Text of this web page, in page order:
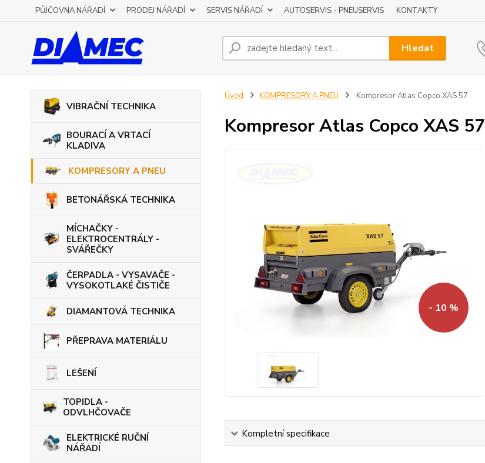
PŮJČOVNA NÁŘADÍ PRODEJ NÁŘADÍ SERVIS NÁŘADÍ AUTOSERVIS - PNEUSERVIS KONTAKTY
Hledat
VIBRAČNÍ TECHNIKA
BOURACÍ A VRTACÍ
KLADIVA
KOMPRESORY A PNEU
BETONÁŘSKÁ TECHNIKA
MÍCHAČKY -
ELEKTROCENTRÁLY -
SVÁŘEČKY
ČERPADLA - VYSAVAČE -
VYSOKOTLAKÉ ČISTIČE
DIAMANTOVÁ TECHNIKA
PŘEPRAVA MATERIÁLU
LEŠENÍ
TOPIDLA -
ODVLHČOVAČE
ELEKTRICKÉ RUČNÍ
NÁŘADÍ
Úvod KOMPRESORY A PNEU Kompresor Atlas Copco XAS 57
Kompresor Atlas Copco XAS 57
- 10 %
Kompletní specifikace